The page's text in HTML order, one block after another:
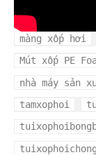
mua xốp hơi ở
màng xốp hơi
Mút xốp PE
nhà máy sản
tamxophoi